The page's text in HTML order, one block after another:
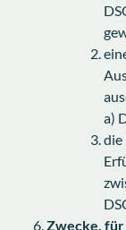
a)
die
Zwecke, für